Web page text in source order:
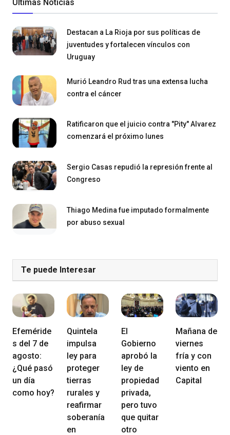
Últimas Noticias
Destacan a La Rioja por sus políticas de
juventudes y fortalecen vínculos con
Uruguay
Murió Leandro Rud tras una extensa lucha
contra el cáncer
Ratificaron que el juicio contra "Pity" Alvarez
comenzará el próximo lunes
Sergio Casas repudió la represión frente al
Congreso
Thiago Medina fue imputado formalmente
por abuso sexual
Te puede Interesar
Efeméride
s del 7 de
agosto:
¿Qué pasó
un día
como hoy?
Quintela
impulsa
ley para
proteger
tierras
rurales y
reafirmar
soberanía
en
El
Gobierno
aprobó la
ley de
propiedad
privada,
pero tuvo
que quitar
otro
Mañana de
viernes
fría y con
viento en
Capital